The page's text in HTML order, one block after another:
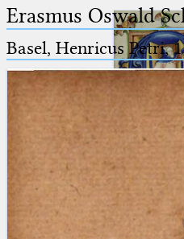
Arabus et
Erasmus Oswald
Basel, Henricus Petri,